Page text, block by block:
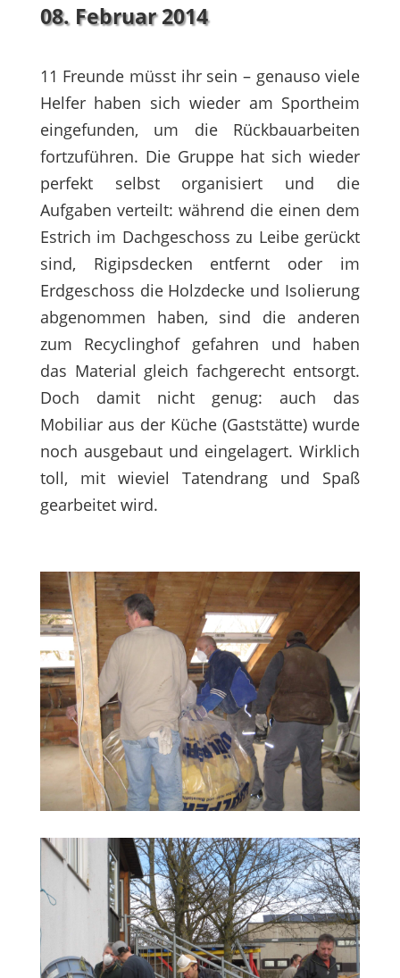
08. Februar 2014
11 Freunde müsst ihr sein – genauso viele
Helfer haben sich wieder am Sportheim
eingefunden, um die Rückbauarbeiten
fortzuführen. Die Gruppe hat sich wieder
perfekt selbst organisiert und die
Aufgaben verteilt: während die einen dem
Estrich im Dachgeschoss zu Leibe gerückt
sind, Rigipsdecken entfernt oder im
Erdgeschoss die Holzdecke und Isolierung
abgenommen haben, sind die anderen
zum Recyclinghof gefahren und haben
das Material gleich fachgerecht entsorgt.
Doch damit nicht genug: auch das
Mobiliar aus der Küche (Gaststätte) wurde
noch ausgebaut und eingelagert. Wirklich
toll, mit wieviel Tatendrang und Spaß
gearbeitet wird.